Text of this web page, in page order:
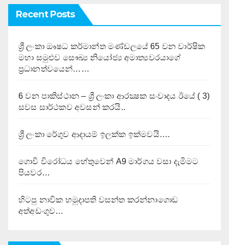
Recent Posts
ශ්‍රී ලංකා ඖෂධ කර්මාන්ත මණ්ඩලයේ 65 වන වාර්ෂික
මහා සමුළුව සෞඛ්‍ය නියෝජ්‍ය අමාත්‍යවරයාගේ
ප්‍රධානත්වයෙන්……
6 වන පාකිස්ථාන – ශ්‍රී ලංකා ආරක්‍ෂක සංවාදය ඊයේ ( 3)
සවස සාර්ථකව අවසන් කරයි..
ශ්‍රී ලංකා රේගුව ආදායම් ඉලක්ක ඉක්මවයි….
ගොවි විරෝධය හේතුවෙන් A9 මාර්ගය වසා දැමිමට
පියවර…
හිටපු නාවික හමුදාපති වසන්ත කරන්නාගොඩ
අත්අඩංගුව…